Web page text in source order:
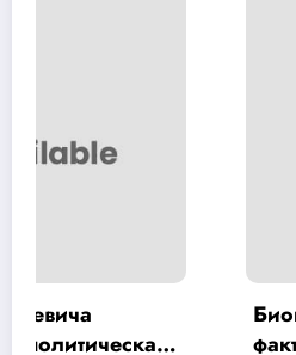
Биография Хой Юрий
факты и достижения